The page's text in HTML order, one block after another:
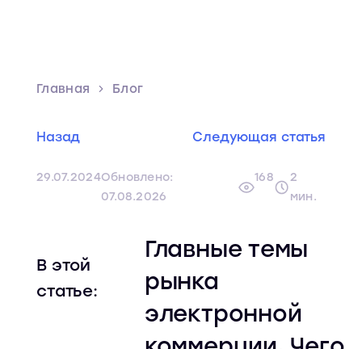
Главная Блог
Назад Следующая статья
29.07.2024Обновлено:
07.08.2026
168
2
мин.
В этой
статье:
Главные темы
рынка
электронной